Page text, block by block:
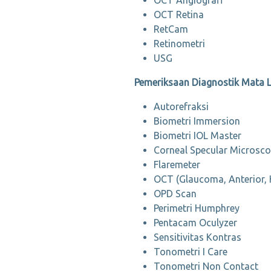
OCT Retina
RetCam
Retinometri
USG
Pemeriksaan Diagnostik Mata
Autorefraksi
Biometri Immersion
Biometri IOL Master
Corneal Specular
Flaremeter
OCT (Glaucoma, Anterior,
OPD Scan
Perimetri Humphrey
Pentacam Oculyzer
Sensitivitas Kontras
Tonometri I Care
Tonometri Non Contact